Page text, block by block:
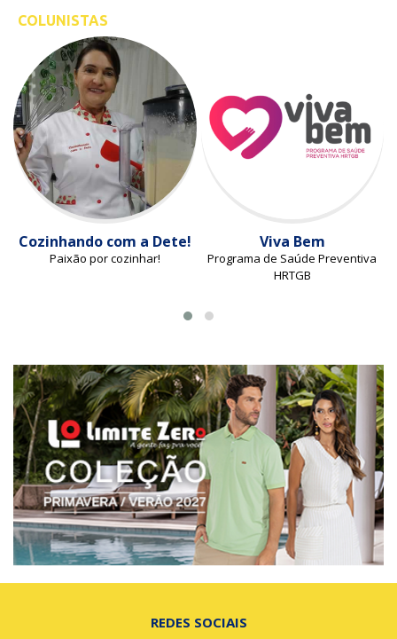
COLUNISTAS
Cozinhando com a Dete!
Paixão por cozinhar!
Viva Bem
Programa de Saúde Preventiva
HRTGB
REDES SOCIAIS